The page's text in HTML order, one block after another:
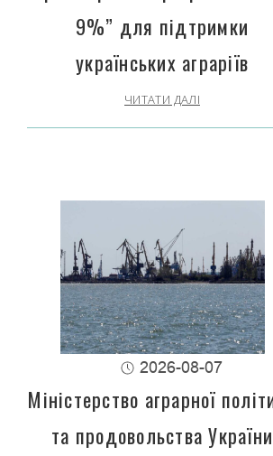
9%” для підтримки
українських аграріїв
ЧИТАТИ ДАЛІ
2026-08-07
Міністерство аграрної
та продовольства України